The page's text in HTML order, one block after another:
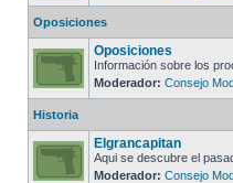
Oposiciones
Oposiciones
Información sobre los
Moderador: Consejo
Historia
Elgrancapitan
Aqui se descubre el
Moderador: Consejo